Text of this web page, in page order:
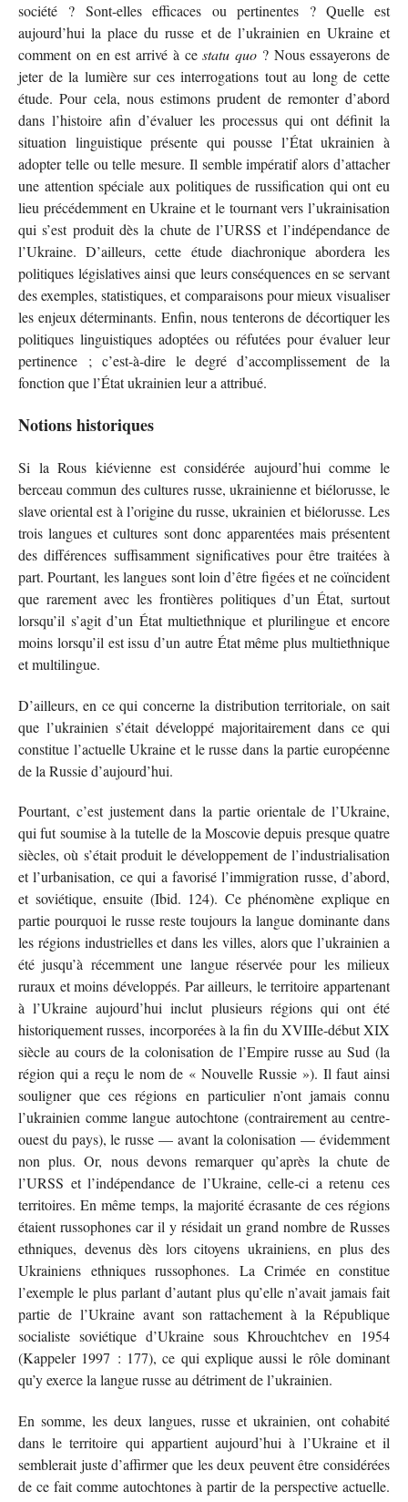
société ? Sont-elles efficaces ou pertinentes ? Quelle est
aujourd’hui la place du russe et de l’ukrainien en Ukraine et
comment on en est arrivé à cestatu quo ? Nous essayerons de
jeter de la lumière sur ces interrogations tout au long de cette
étude. Pour cela, nous estimons prudent de remonter d’abord
dans l’histoire afin d’évaluer les processus qui ont définit la
situation linguistique présente qui pousse l’État ukrainien à
adopter telle ou telle mesure. Il semble impératif alors d’attacher
une attention spéciale aux politiques de russification qui ont eu
lieu précédemment en Ukraine et le tournant vers l’ukrainisation
qui s’est produit dès la chute de l’URSS et l’indépendance de
l’Ukraine. D’ailleurs, cette étude diachronique abordera les
politiques législatives ainsi que leurs conséquences en se servant
des exemples, statistiques, et comparaisons pour mieux visualiser
les enjeux déterminants. Enfin, nous tenterons de décortiquer les
politiques linguistiques adoptées ou réfutées pour évaluer leur
pertinence ; c’est-à-dire le degré d’accomplissement de la
fonction que l’État ukrainien leur a attribué.
Notions historiques
Si la Rous kiévienne est considérée aujourd’hui comme le
berceau commun des cultures russe, ukrainienne et biélorusse, le
slave oriental est à l’origine du russe, ukrainien et biélorusse. Les
trois langues et cultures sont donc apparentées mais présentent
des différences suffisamment significatives pour être traitées à
part. Pourtant, les langues sont loin d’être figées et ne coïncident
que rarement avec les frontières politiques d’un État, surtout
lorsqu’il s’agit d’un État multiethnique et plurilingue et encore
moins lorsqu’il est issu d’un autre État même plus multiethnique
et multilingue.
D’ailleurs, en ce qui concerne la distribution territoriale, on sait
que l’ukrainien s’était développé majoritairement dans ce qui
constitue l’actuelle Ukraine et le russe dans la partie européenne
de la Russie d’aujourd’hui.
Pourtant, c’est justement dans la partie orientale de l’Ukraine,
qui fut soumise à la tutelle de la Moscovie depuis presque quatre
siècles, où s’était produit le développement de l’industrialisation
et l’urbanisation, ce qui a favorisé l’immigration russe, d’abord,
et soviétique, ensuite (Ibid. 124). Ce phénomène explique en
partie pourquoi le russe reste toujours la langue dominante dans
les régions industrielles et dans les villes, alors que l’ukrainien a
été jusqu’à récemment une langue réservée pour les milieux
ruraux et moins développés. Par ailleurs, le territoire appartenant
à l’Ukraine aujourd’hui inclut plusieurs régions qui ont été
historiquement russes, incorporées à la fin du XVIIIe-début XIX
siècle au cours de la colonisation de l’Empire russe au Sud (la
région qui a reçu le nom de « Nouvelle Russie »). Il faut ainsi
souligner que ces régions en particulier n’ont jamais connu
l’ukrainien comme langue autochtone (contrairement au centre-
ouest du pays), le russe — avant la colonisation — évidemment
non plus. Or, nous devons remarquer qu’après la chute de
l’URSS et l’indépendance de l’Ukraine, celle-ci a retenu ces
territoires. En même temps, la majorité écrasante de ces régions
étaient russophones car il y résidait un grand nombre de Russes
ethniques, devenus dès lors citoyens ukrainiens, en plus des
Ukrainiens ethniques russophones. La Crimée en constitue
l’exemple le plus parlant d’autant plus qu’elle n’avait jamais fait
partie de l’Ukraine avant son rattachement à la République
socialiste soviétique d’Ukraine sous Khrouchtchev en 1954
(Kappeler 1997 : 177), ce qui explique aussi le rôle dominant
qu’y exerce la langue russe au détriment de l’ukrainien.
En somme, les deux langues, russe et ukrainien, ont cohabité
dans le territoire qui appartient aujourd’hui à l’Ukraine et il
semblerait juste d’affirmer que les deux peuvent être considérées
de ce fait comme autochtones à partir de la perspective actuelle.